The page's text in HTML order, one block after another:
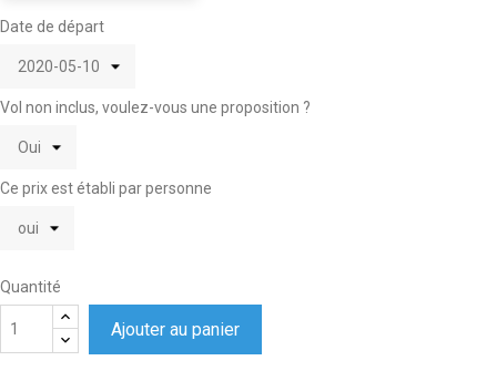
Date de départ
Vol non inclus, voulez-vous une proposition ?
Ce prix est établi par personne
Quantité
Ajouter au panier